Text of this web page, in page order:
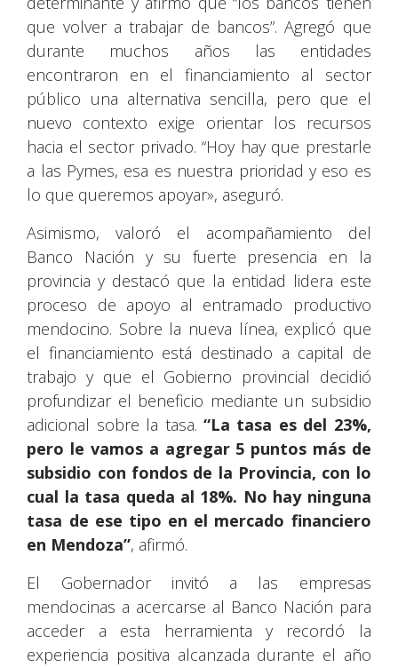
que volver a trabajar de bancos”. Agregó que
durante muchos años las entidades
encontraron en el financiamiento al sector
público una alternativa sencilla, pero que el
nuevo contexto exige orientar los recursos
hacia el sector privado. “Hoy hay que prestarle
a las Pymes, esa es nuestra prioridad y eso es
lo que queremos apoyar», aseguró.
Asimismo, valoró el acompañamiento del
Banco Nación y su fuerte presencia en la
provincia y destacó que la entidad lidera este
proceso de apoyo al entramado productivo
mendocino. Sobre la nueva línea, explicó que
el financiamiento está destinado a capital de
trabajo y que el Gobierno provincial decidió
profundizar el beneficio mediante un subsidio
adicional sobre la tasa. “La tasa es del 23%,
pero le vamos a agregar 5 puntos más de
subsidio con fondos de la Provincia, con lo
cual la tasa queda al 18%. No hay ninguna
tasa de ese tipo en el mercado financiero
en Mendoza”, afirmó.
El Gobernador invitó a las empresas
mendocinas a acercarse al Banco Nación para
acceder a esta herramienta y recordó la
experiencia positiva alcanzada durante el año